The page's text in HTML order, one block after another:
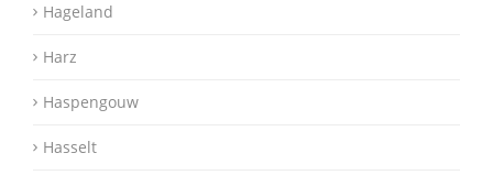
Hageland
Harz
Haspengouw
Hasselt